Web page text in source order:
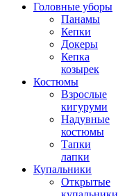
Головные уборы
Панамы
Кепки
Докеры
Кепка
козырек
Костюмы
Взрослые
кигуруми
Надувные
костюмы
Тапки
лапки
Купальники
Открытые